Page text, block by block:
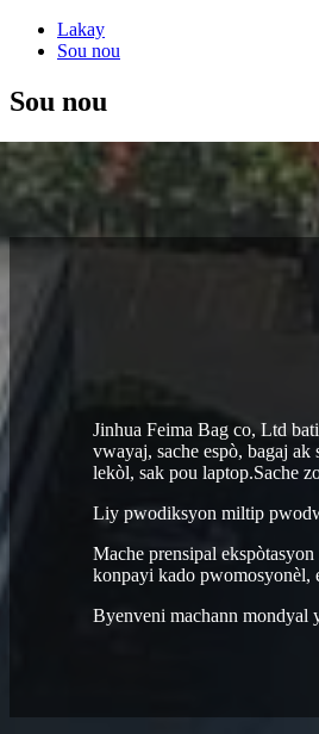
Lakay
Sou nou
Sou nou
Jinhua Feima Bag co, Ltd
vwayaj, sache espò, bagaj
lekòl, sak pou laptop.Sache
Liy pwodiksyon miltip
Mache prensipal
konpayi kado pwomosyonèl,
Byenveni machann mondyal